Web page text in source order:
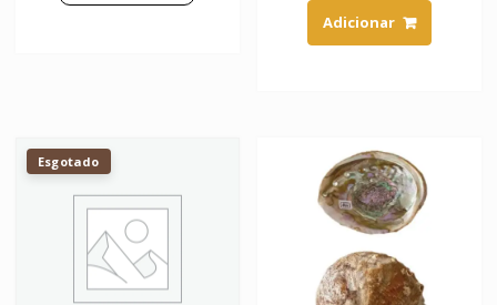
may
be
chosen
on
Adicionar
Esgotado